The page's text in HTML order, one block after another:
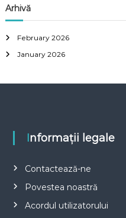
r
c
f
o
Arhivă
February 2026
January 2026
Informații legale
Contactează-ne
Povestea noastră
Acordul utilizatorului